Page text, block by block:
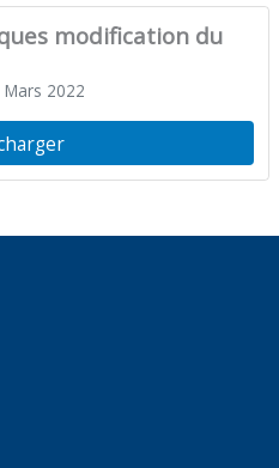
modification du
Mars 2022